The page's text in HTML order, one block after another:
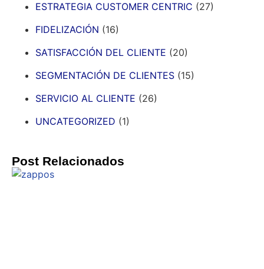
ESTRATEGIA CUSTOMER CENTRIC (27)
FIDELIZACIÓN (16)
SATISFACCIÓN DEL CLIENTE (20)
SEGMENTACIÓN DE CLIENTES (15)
SERVICIO AL CLIENTE (26)
UNCATEGORIZED (1)
Post Relacionados